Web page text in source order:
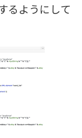
るようにして